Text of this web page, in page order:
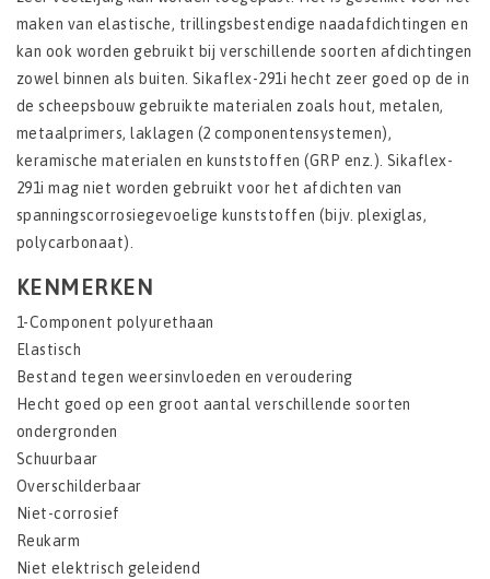
maken van elastische, trillingsbestendige naadafdichtingen en
kan ook worden gebruikt bij verschillende soorten afdichtingen
zowel binnen als buiten. Sikaflex-291i hecht zeer goed op de in
de scheepsbouw gebruikte materialen zoals hout, metalen,
metaalprimers, laklagen (2 componentensystemen),
keramische materialen en kunststoffen (GRP enz.). Sikaflex-
291i mag niet worden gebruikt voor het afdichten van
spanningscorrosiegevoelige kunststoffen (bijv. plexiglas,
polycarbonaat).
KENMERKEN
1-Component polyurethaan
Elastisch
Bestand tegen weersinvloeden en veroudering
Hecht goed op een groot aantal verschillende soorten
ondergronden
Schuurbaar
Overschilderbaar
Niet-corrosief
Reukarm
Niet elektrisch geleidend